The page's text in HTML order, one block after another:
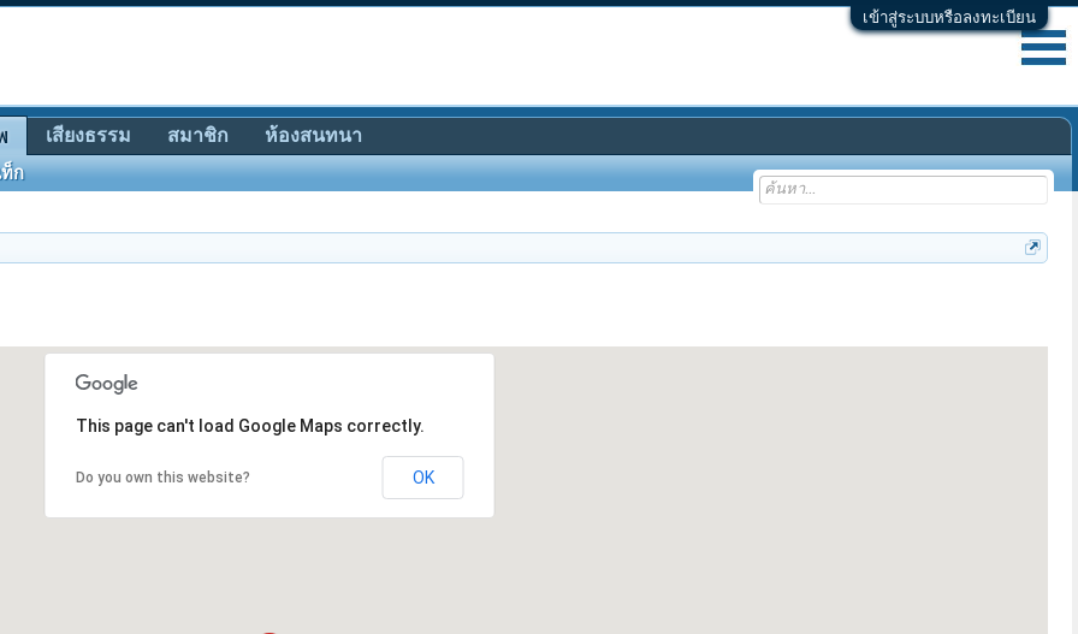
เข้าสู่ระบบหรือลงทะเบียน
2
This page can't load Google Maps correctly.
Do you own this website? OK
ก
เสียงธรรม สมาชิก ห้องสนทนา